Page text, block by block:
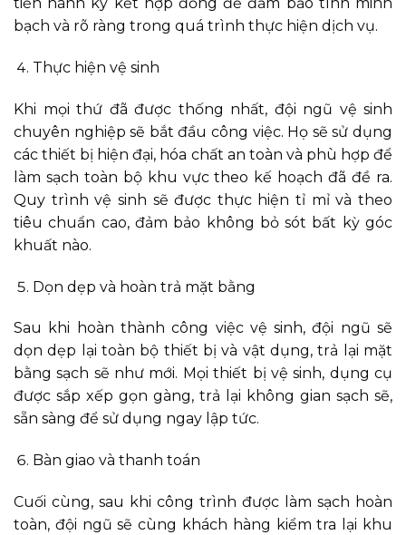
bạch và rõ ràng trong quá trình thực hiện dịch vụ.
Thực hiện vệ sinh
Khi mọi thứ đã được thống nhất, đội ngũ vệ sinh
chuyên nghiệp sẽ bắt đầu công việc. Họ sẽ sử dụng
các thiết bị hiện đại, hóa chất an toàn và phù hợp để
làm sạch toàn bộ khu vực theo kế hoạch đã đề ra.
Quy trình vệ sinh sẽ được thực hiện tỉ mỉ và theo
tiêu chuẩn cao, đảm bảo không bỏ sót bất kỳ góc
khuất nào.
Dọn dẹp và hoàn trả mặt bằng
Sau khi hoàn thành công việc vệ sinh, đội ngũ sẽ
dọn dẹp lại toàn bộ thiết bị và vật dụng, trả lại mặt
bằng sạch sẽ như mới. Mọi thiết bị vệ sinh, dụng cụ
được sắp xếp gọn gàng, trả lại không gian sạch sẽ,
sẵn sàng để sử dụng ngay lập tức.
Bàn giao và thanh toán
Cuối cùng, sau khi công trình được làm sạch hoàn
toàn, đội ngũ sẽ cùng khách hàng kiểm tra lại khu